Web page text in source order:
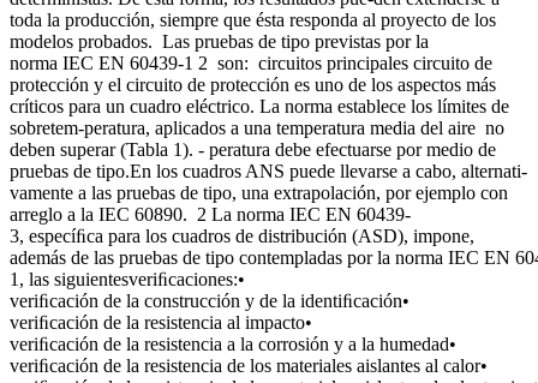
toda la producción, siempre que ésta responda al proyecto de los
modelos probados. Las pruebas de tipo previstas por la
norma IEC EN 60439-1 2 son: circuitos principales circuito de
protección y el circuito de protección es uno de los aspectos más
críticos para un cuadro eléctrico. La norma establece los límites de
sobretem-peratura, aplicados a una temperatura media del aire no
deben superar (Tabla 1). - peratura debe efectuarse por medio de
pruebas de tipo.En los cuadros ANS puede llevarse a cabo, alternati-
vamente a las pruebas de tipo, una extrapolación, por ejemplo con
arreglo a la IEC 60890. 2 La norma IEC EN 60439-
3, especíﬁca para los cuadros de distribución (ASD), impone,
además de las pruebas de tipo contempladas por la norma IEC EN
1, las siguientesveriﬁcaciones:•
veriﬁcación de la construcción y de la identiﬁcación•
veriﬁcación de la resistencia al impacto•
veriﬁcación de la resistencia a la corrosión y a la humedad•
veriﬁcación de la resistencia de los materiales aislantes al calor•